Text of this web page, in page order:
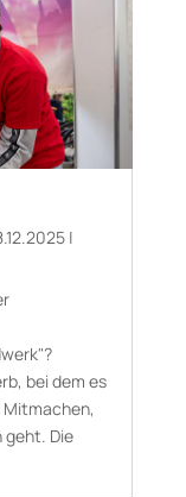
|
bei dem es
Mitmachen,
geht. Die